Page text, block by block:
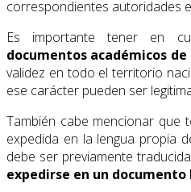
correspondientes autoridades
Es importante tener en
documentos académicos
validez en todo el territorio
ese carácter pueden ser
También cabe mencionar que
expedida en la lengua propia
debe ser previamente
expedirse en un